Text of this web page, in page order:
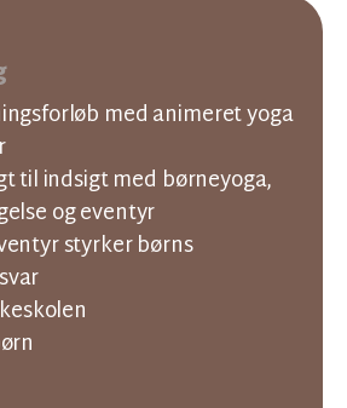
med animeret yoga
til indsigt med børneyoga,
og eventyr
styrker børns